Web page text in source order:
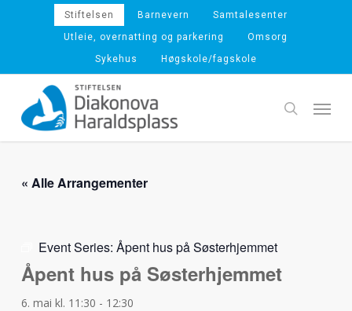
content
Stiftelsen Barnevern
Samtalesenter
Utleie, overnatting og parkering
Omsorg
Sykehus
Høgskole/fagskole
search
Menu
« Alle Arrangementer
Event Series: Åpent hus på Søsterhjemmet
Åpent hus på Søsterhjemmet
6. mai kl. 11:30 - 12:30